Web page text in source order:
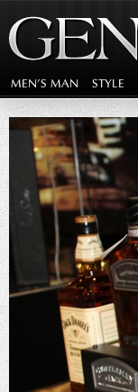
MEN'S MAN STYLE